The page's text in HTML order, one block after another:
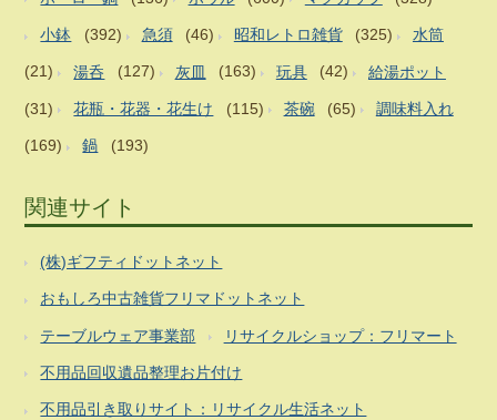
小鉢 (392) 急須 (46) 昭和レトロ雑貨 (325) 水筒
(21) 湯呑 (127) 灰皿 (163) 玩具 (42) 給湯ポット
(31) 花瓶・花器・花生け (115) 茶碗 (65) 調味料入れ
(169) 鍋 (193)
関連サイト
(株)ギフティドットネット
おもしろ中古雑貨フリマドットネット
テーブルウェア事業部 リサイクルショップ：フリマート
不用品回収遺品整理お片付け
不用品引き取りサイト：リサイクル生活ネット